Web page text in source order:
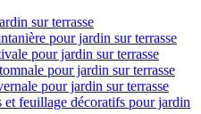
sur terrasse
pour jardin sur terrasse
pour jardin sur terrasse
pour jardin sur terrasse
pour jardin sur terrasse
et feuillage décoratifs pour jardin